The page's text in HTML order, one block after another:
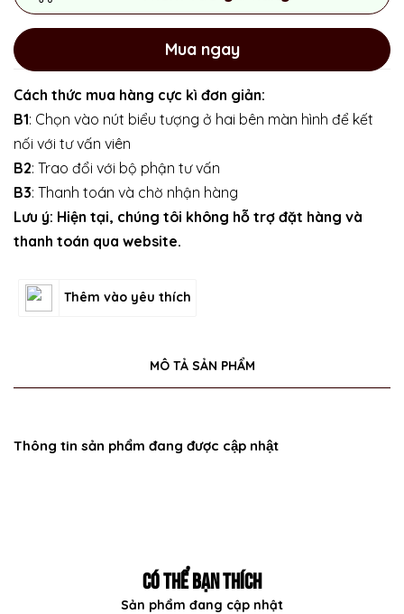
Mua ngay
Cách thức mua hàng cực kì đơn giản:
B1: Chọn vào nút biểu tượng ở hai bên màn hình để kết
nối với tư vấn viên
B2: Trao đổi với bộ phận tư vấn
B3: Thanh toán và chờ nhận hàng
Lưu ý: Hiện tại, chúng tôi không hỗ trợ đặt hàng và
thanh toán qua website.
Thêm vào yêu thích
MÔ TẢ SẢN PHẨM
Thông tin sản phẩm đang được cập nhật
CÓ THỂ BẠN THÍCH
Sản phẩm đang cập nhật